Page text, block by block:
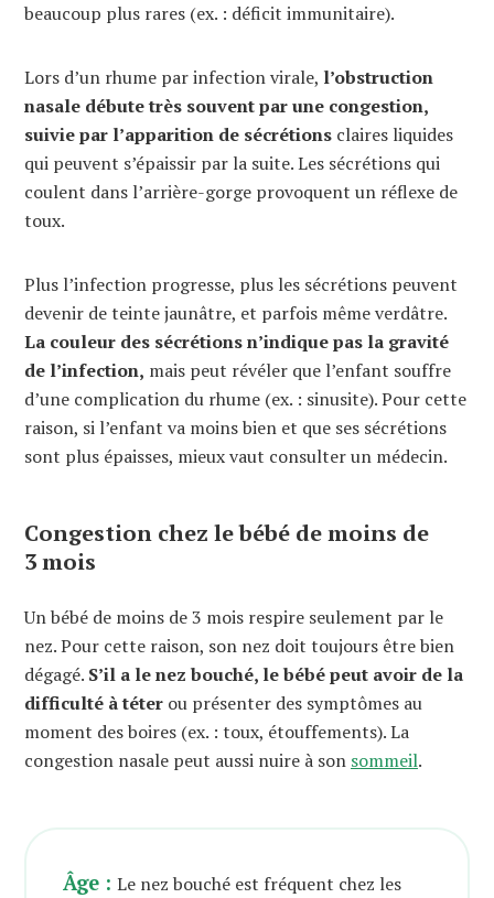
beaucoup plus rares (ex. : déficit immunitaire).
Lors d’un rhume par infection virale, l’obstruction
nasale débute très souvent par une congestion,
suivie par l’apparition de sécrétions claires liquides
qui peuvent s’épaissir par la suite. Les sécrétions qui
coulent dans l’arrière-gorge provoquent un réflexe de
toux.
Plus l’infection progresse, plus les sécrétions peuvent
devenir de teinte jaunâtre, et parfois même verdâtre.
La couleur des sécrétions n’indique pas la gravité
de l’infection, mais peut révéler que l’enfant souffre
d’une complication du rhume (ex. : sinusite). Pour cette
raison, si l’enfant va moins bien et que ses sécrétions
sont plus épaisses, mieux vaut consulter un médecin.
Congestion chez le bébé de moins de
3 mois
Un bébé de moins de 3 mois respire seulement par le
nez. Pour cette raison, son nez doit toujours être bien
dégagé. S’il a le nez bouché, le bébé peut avoir de la
difficulté à téter ou présenter des symptômes au
moment des boires (ex. : toux, étouffements). La
congestion nasale peut aussi nuire à son sommeil.
Âge : Le nez bouché est fréquent chez les